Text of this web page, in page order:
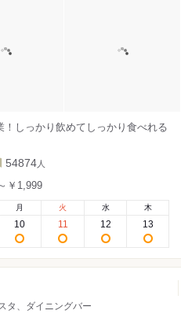
しっかり飲めてしっかり食べれる
54874 人
￥1,999
月
10
火
11
水
12
木
13
タ、ダイニングバー